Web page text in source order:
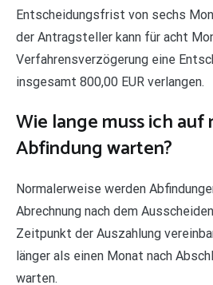
Entscheidungsfrist von sechs
der Antragsteller kann für acht
Verfahrensverzögerung eine
insgesamt 800,00 EUR verlangen.
Wie lange muss ich auf
Abfindung warten?
Normalerweise werden
Abrechnung nach dem
Zeitpunkt der Auszahlung
länger als einen Monat nach
warten.